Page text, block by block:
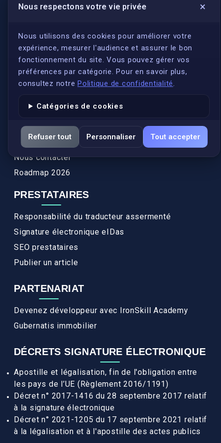
Nous respectons votre vie privée ×
Nous utilisons des cookies pour améliorer votre
expérience, mesurer l'audience et assurer le bon
fonctionnement du site. Vous pouvez gérer vos
préférences par catégorie. Pour en savoir plus,
consultez notre Politique de confidentialité.
Catégories de cookies
Refuser tout Personnaliser Tout accepter
LIENS UTILES
S'inscrire
Qui sommes-nous ?
Conformité
Annuaires des traducteurs assermentés
Actualités
Services
FAQ
Nous contacter
Roadmap 2026
PRESTATAIRES
Responsabilité du traducteur assermenté
Signature électronique eIDas
SEO prestataires
Publier un article
PARTENARIAT
Devenez développeur avec IronSkill Academy
Gubernatis immobilier
DÉCRETS SIGNATURE ÉLECTRONIQUE
Apostille et légalisation, fin de l'obligation entre
les pays de l’UE (Règlement 2016/1191)
Décret n° 2017-1416 du 28 septembre 2017 relatif
à la signature électronique
Décret n° 2021-1205 du 17 septembre 2021 relatif
à la légalisation et à l'apostille des actes publics